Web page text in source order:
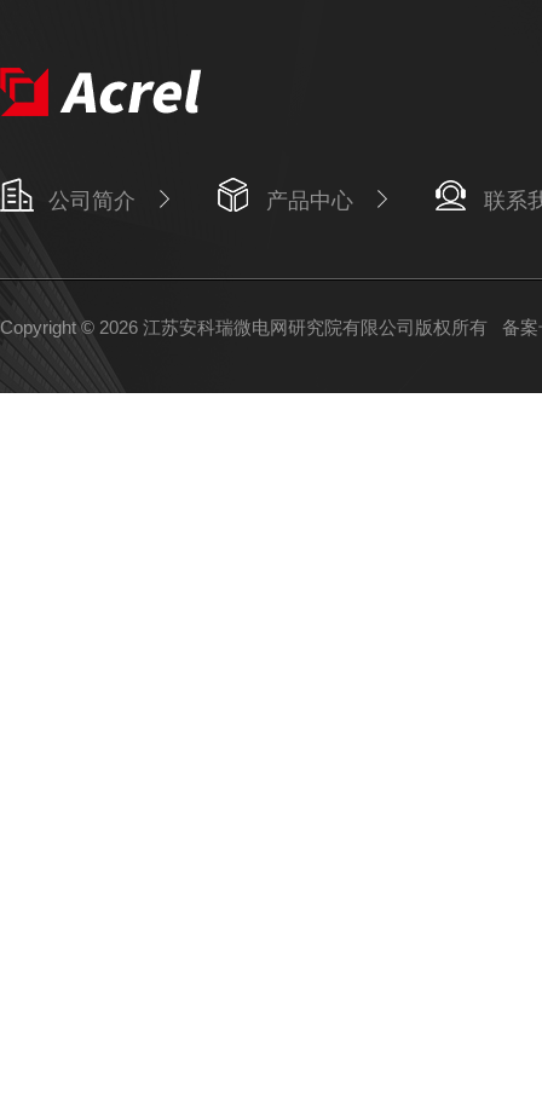
公司简介 产品中心 联系
Copyright © 2026 江苏安科瑞微电网研究院有限公司版权所有 备案